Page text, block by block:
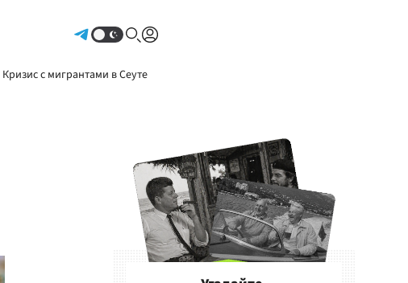
Кризис с мигрантами в Сеуте